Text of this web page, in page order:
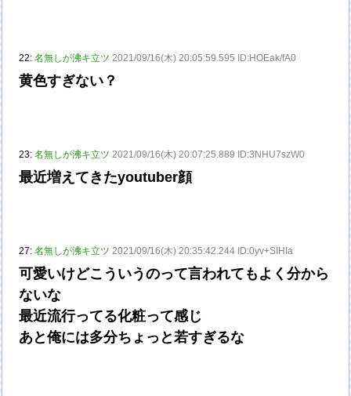
22:名無しが沸キ立ツ 2021/09/16(木) 20:05:59.595 ID:HOEak/fA0
黄色すぎない？
23:名無しが沸キ立ツ 2021/09/16(木) 20:07:25.889 ID:3NHU7szW0
最近増えてきたyoutuber顔
27:名無しが沸キ立ツ 2021/09/16(木) 20:35:42.244 ID:0yv+SIHIa
可愛いけどこういうのって言われてもよく分から
ないな
最近流行ってる化粧って感じ
あと俺には多分ちょっと若すぎるな